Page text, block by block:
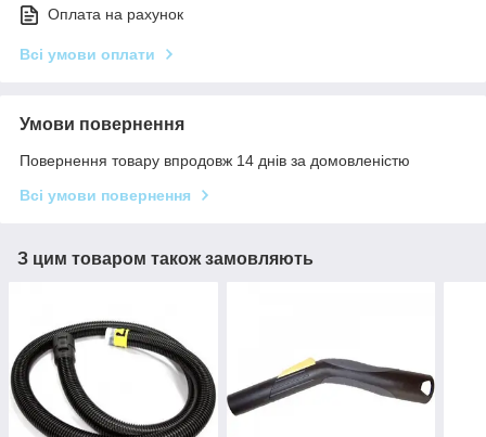
Оплата на рахунок
Всі умови оплати
Умови повернення
Повернення товару впродовж 14 днів за домовленістю
Всі умови повернення
З цим товаром також замовляють